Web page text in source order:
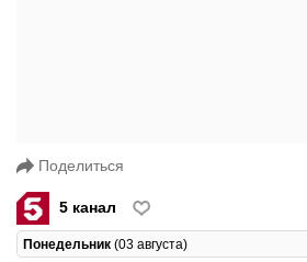
Поделиться
5 канал
Понедельник (03 августа)